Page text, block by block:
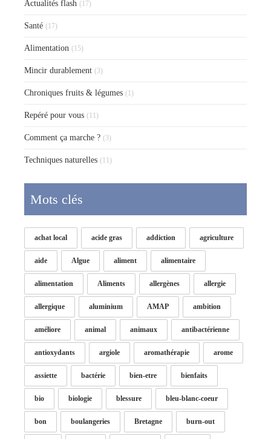
Actualités flash (17)
Santé (17)
Alimentation (15)
Mincir durablement (3)
Chroniques fruits & légumes (1)
Repéré pour vous (11)
Comment ça marche ? (3)
Techniques naturelles (11)
Mots clés
achat local acide gras addiction agriculture
aide Algue aliment alimentaire
alimentation Aliments allergènes allergie
allergique aluminium AMAP ambition
améliore animal animaux antibactérienne
antioxydants argiole aromathérapie arome
assiette bactérie bien-etre bienfaits
bio biologie blessure bleu-blanc-coeur
bon boulangeries Bretagne burn-out